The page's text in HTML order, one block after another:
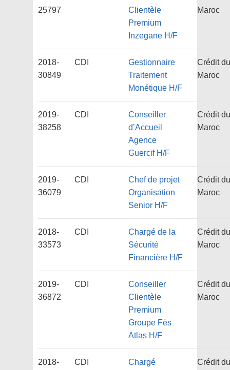
25797
Clientèle
Premium
Inzegane H/F
Maroc
2018-
30849
CDI
Gestionnaire
Traitement
Monétique H/F
Crédit du
Maroc
2019-
38258
CDI
Conseiller
d’Accueil
Agence
Guercif H/F
Crédit du
Maroc
2019-
36079
CDI
Chef de projet
Organisation
Senior H/F
Crédit du
Maroc
2018-
33573
CDI
Chargé de la
Sécurité
Financière H/F
Crédit du
Maroc
2019-
36872
CDI
Conseiller
Clientèle
Premium
Groupe Fès
Atlas H/F
Crédit du
Maroc
2018-
CDI
Chargé
Crédit du